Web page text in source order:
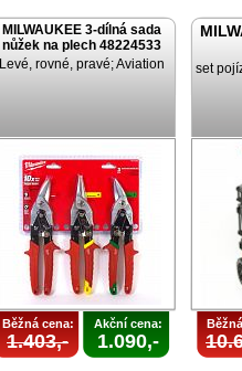
MILWAUKEE 3-dílná sada
nůžek na plech 48224533
Levé, rovné, pravé; Aviation
Běžná cena:
1.403,-
Akční cena:
1.090,-
set